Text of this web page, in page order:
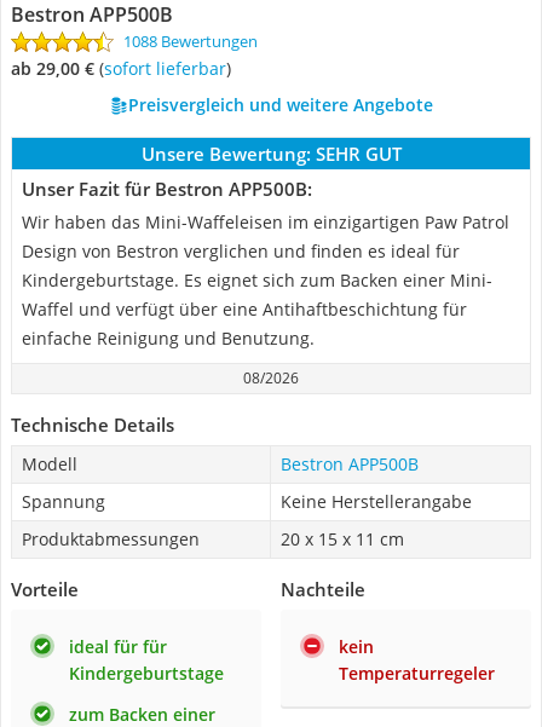
Bestron APP500B
1088 Bewertungen
ab 29,00 € ( Sofort lieferbar)
Preisvergleich und weitere Angebote
Unsere Bewertung: SEHR GUT
Unser Fazit für Bestron APP500B:
Wir haben das Mini-Waffeleisen im einzigartigen Paw Patrol
Design von Bestron verglichen und finden es ideal für
Kindergeburtstage. Es eignet sich zum Backen einer Mini-
Waffel und verfügt über eine Antihaftbeschichtung für
einfache Reinigung und Benutzung.
08/2026
Technische Details
Modell
Bestron APP500B
Spannung
Keine Herstellerangabe
Produktabmessungen
20 x 15 x 11 cm
Vorteile
ideal für für
Kindergeburtstage
zum Backen einer
Nachteile
kein
Temperaturregeler